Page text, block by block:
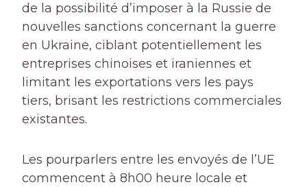
de la possibilité d’imposer à la Russie de
nouvelles sanctions concernant la guerre
en Ukraine, ciblant potentiellement les
entreprises chinoises et iraniennes et
limitant les exportations vers les pays
tiers, brisant les restrictions commerciales
existantes.
Les pourparlers entre les envoyés de l’UE
commencent à 8h00 heure locale et